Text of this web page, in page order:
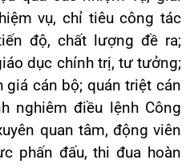
vụ, chỉ tiêu công tác
độ, chất lượng đề ra;
dục chính trị, tư tưởng;
giá cán bộ; quán triệt cán
nghiêm điều lệnh Công
quan tâm, động viên
phấn đấu, thi đua hoàn